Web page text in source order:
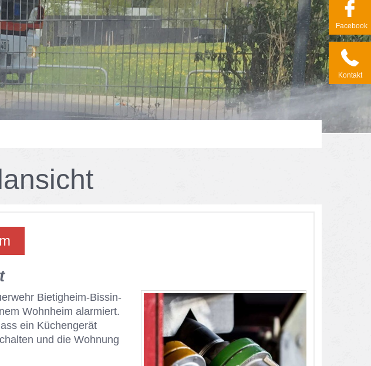
Face­book
Kon­takt
Bie­tig­heim-Bis­sin­
Wohn­heim alar­miert.
ein Kü­chen­ge­rät
und die Woh­nung